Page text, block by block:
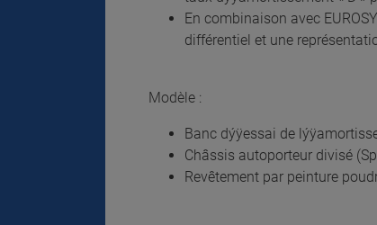
En combinaison avec
différentiel et une
Modèle :
Banc dýÿessai de
Châssis autoporteur divisé
Revêtement par peinture